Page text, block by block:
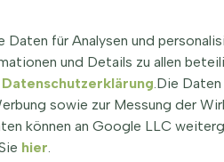
bei
Klimabaum
Nein
für Analysen und
und Details zu allen
Datenschutzerklärung.Die
sowie zur Messung der
können an Google LLC
hier.